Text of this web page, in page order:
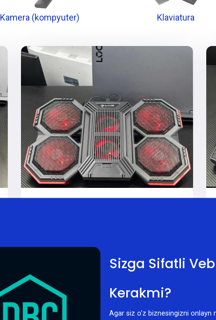
Sizga Sifatli
Kerakmi?
Agar siz o'z biznesingizni onlayn
Kamera (kompyuter) Klaviatura